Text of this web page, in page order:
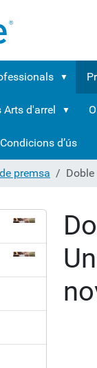
Arts d'arrel
Condicions d’ús
premsa